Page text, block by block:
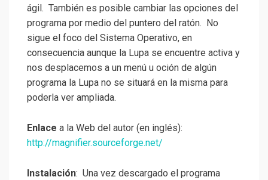
ágil. También es posible cambiar las opciones del
programa por medio del puntero del ratón. No
sigue el foco del Sistema Operativo, en
consecuencia aunque la Lupa se encuentre activa y
nos desplacemos a un menú u oción de algún
programa la Lupa no se situará en la misma para
poderla ver ampliada.
Enlace a la Web del autor (en inglés):
http://magnifier.sourceforge.net/
Instalación: Una vez descargado el programa